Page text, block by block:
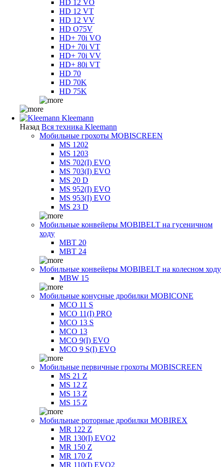
HD 12 VO
HD 12 VT
HD 12 VV
HD O75V
HD+ 70i VO
HD+ 70i VT
HD+ 70i VV
HD+ 80i VT
HD 70
HD 70K
HD 75K
Kleemann
Назад Вся техника Kleemann
Мобильные грохоты MOBISCREEN
MS 1202
MS 1203
MS 702(I) EVO
MS 703(I) EVO
MS 20 D
MS 952(I) EVO
MS 953(I) EVO
MS 23 D
Мобильные конвейеры MOBIBELT на гусеничном
ходу
MBT 20
MBT 24
Мобильные конвейеры MOBIBELT на колесном ходу
MBW 15
Мобильные конусные дробилки MOBICONE
MCO 11 S
MCO 11(I) PRO
MCO 13 S
MCO 13
MCO 9(I) EVO
MCO 9 S(I) EVO
Мобильные первичные грохоты MOBISCREEN
MS 21 Z
MS 12 Z
MS 13 Z
MS 15 Z
Мобильные роторные дробилки MOBIREX
MR 122 Z
MR 130(I) EVO2
MR 150 Z
MR 170 Z
MR 110(I) EVO2